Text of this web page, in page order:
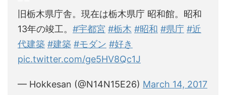
旧栃木県庁舎。現在は栃木県庁 昭和館。昭和
13年の竣工。 #宇都宮 #栃木 #昭和 #県庁 #近
代建築 #建築 #モダン #好き
pic.twitter.com/ge5HV8Qc1J
— Hokkesan (@N14N15E26) March 14, 2017